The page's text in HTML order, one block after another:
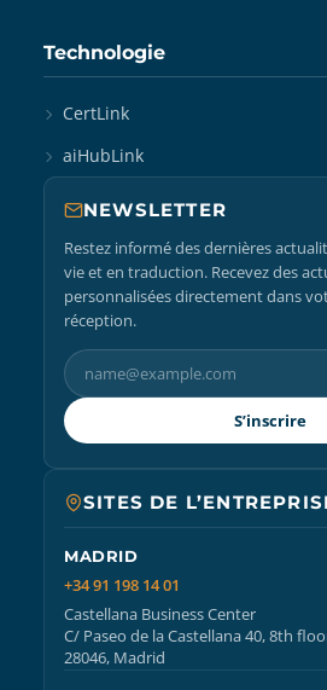
Technologie
CertLink
aiHubLink
NEWSLETTER
Restez informé des dernières
vie et en traduction. Recevez des
personnalisées directement dans
réception.
S’inscrire
SITES DE
MADRID
+34 91 198 14 01
Castellana Business Center
C/ Paseo de la Castellana 40, 8th
28046, Madrid